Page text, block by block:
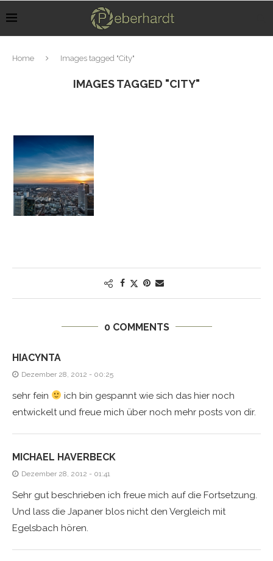
Home Images tagged "City"
IMAGES TAGGED "CITY"
0 COMMENTS
HIACYNTA
Dezember 28, 2012 - 00:25
sehr fein
ich bin gespannt wie sich das hier noch
entwickelt und freue mich über noch mehr posts von dir.
MICHAEL HAVERBECK
Dezember 28, 2012 - 01:41
Sehr gut beschrieben ich freue mich auf die Fortsetzung.
Und lass die Japaner blos nicht den Vergleich mit
Egelsbach hören.